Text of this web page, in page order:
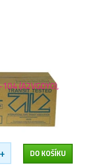
(A2VG0Y0),
+ DO KOŠÍKU